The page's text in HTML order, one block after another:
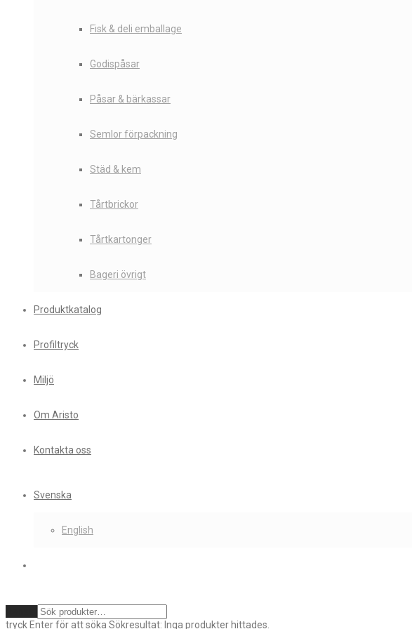
Fisk & deli emballage
Godispåsar
Påsar & bärkassar
Semlor förpackning
Städ & kem
Tårtbrickor
Tårtkartonger
Bageri övrigt
Produktkatalog
Profiltryck
Miljö
Om Aristo
Kontakta oss
Svenska
English
tryck Enterför att söka Sökresultat: Inga produkter hittades.